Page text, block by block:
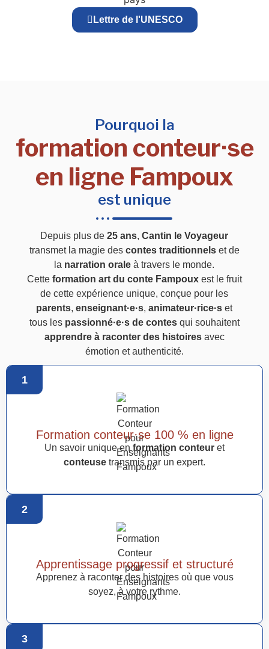
Lettre de l'UNESCO
Pourquoi la
formation conteur·se
en ligne Fampoux
est unique
Depuis plus de25 ans,Cantin le Voyageur
transmet la magie des contes traditionnelset de
la narration orale à travers le monde.
Cette formation art du conte Fampouxest le fruit
de cette expérience unique, conçue pour les
parents,enseignant·e·s,animateur·rice·s et
tous les passionné·e·s de contesqui souhaitent
apprendre à raconter des histoiresavec
émotion et authenticité.
1
Formation conteur·se 100 % en ligne
Un savoir unique en formation conteur et
conteuse transmis par un expert.
2
Apprentissage progressif et structuré
Apprenez à raconter des histoires où que vous
soyez, à votre rythme.
3